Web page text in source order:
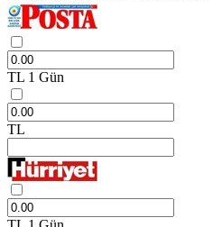
TL 1 Gün
TL